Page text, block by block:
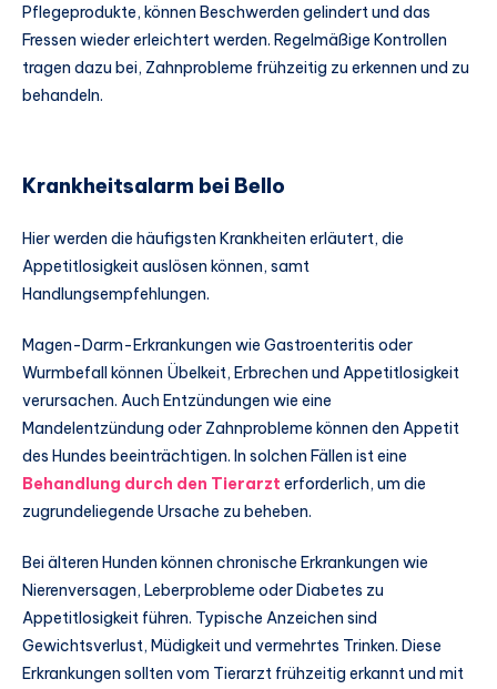
Pflegeprodukte, können Beschwerden gelindert und das
Fressen wieder erleichtert werden. Regelmäßige Kontrollen
tragen dazu bei, Zahnprobleme frühzeitig zu erkennen und zu
behandeln.
Krankheitsalarm bei Bello
Hier werden die häufigsten Krankheiten erläutert, die
Appetitlosigkeit auslösen können, samt
Handlungsempfehlungen.
Magen-Darm-Erkrankungen wie Gastroenteritis oder
Wurmbefall können Übelkeit, Erbrechen und Appetitlosigkeit
verursachen. Auch Entzündungen wie eine
Mandelentzündung oder Zahnprobleme können den Appetit
des Hundes beeinträchtigen. In solchen Fällen ist eine
Behandlung durch den Tierarzt erforderlich, um die
zugrundeliegende Ursache zu beheben.
Bei älteren Hunden können chronische Erkrankungen wie
Nierenversagen, Leberprobleme oder Diabetes zu
Appetitlosigkeit führen. Typische Anzeichen sind
Gewichtsverlust, Müdigkeit und vermehrtes Trinken. Diese
Erkrankungen sollten vom Tierarzt frühzeitig erkannt und mit